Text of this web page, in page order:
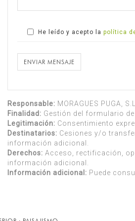
He leído y acepto la política
ENVIAR MENSAJE
Responsable: MORAGUES PUGA,
Finalidad: Gestión del formulario
Legitimación: Consentimiento
Destinatarios: Cesiones y/o
información adicional.
Derechos: Acceso, rectificación,
información adicional.
Información adicional: Puede